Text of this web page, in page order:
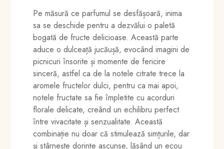
Pe măsură ce parfumul se desfășoară, inima
sa se deschide pentru a dezvălui o paletă
bogată de fructe delicioase. Această parte
aduce o dulceață jucăușă, evocând imagini de
picnicuri însorite și momente de fericire
sinceră, astfel ca de la notele citrate trece la
aromele fructelor dulci, pentru ca mai apoi,
notele fructate sa fie împletite cu acorduri
florale delicate, creând un echilibru perfect
între vivacitate și senzualitate. Această
combinație nu doar că stimulează simțurile, dar
și stârnește dorințe ascunse, lăsând un ecou